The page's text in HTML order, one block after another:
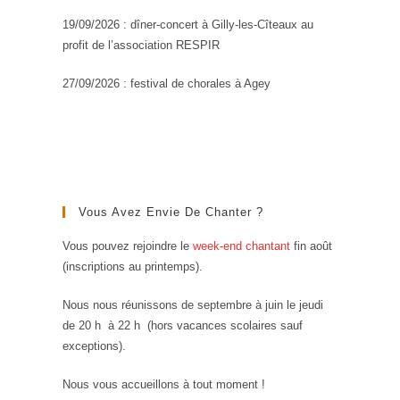
19/09/2026 : dîner-concert à Gilly-les-Cîteaux au
profit de l’association RESPIR
27/09/2026 : festival de chorales à Agey
Vous Avez Envie De Chanter ?
Vous pouvez rejoindre le week-end chantant fin août
(inscriptions au printemps).
Nous nous réunissons de septembre à juin le jeudi
de 20 h à 22 h (hors vacances scolaires sauf
exceptions).
Nous vous accueillons à tout moment !